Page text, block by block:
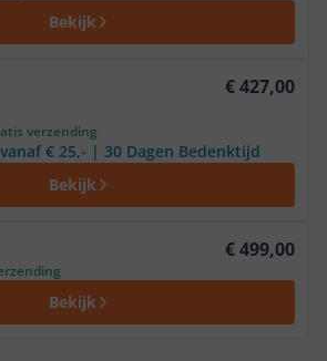
Bekijk
€ 427,00
verzending
€ 25,- | 30 Dagen Bedenktijd
Bekijk
€ 499,00
Bekijk